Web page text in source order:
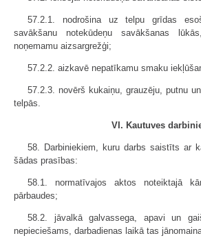
57.2.1. nodrošina uz telpu grīdas
savākšanu notekūdeņu savākšanas
noņemamu aizsargrežģi;
57.2.2. aizkavē nepatīkamu smaku
57.2.3. novērš kukaiņu, grauzēju, putnu
telpās.
VI. Kautuves
58. Darbiniekiem, kuru darbs saistīts ar
šādas prasības:
58.1. normatīvajos aktos noteiktajā
pārbaudes;
58.2. jāvalkā galvassega, apavi un
nepieciešams, darbadienas laikā tas